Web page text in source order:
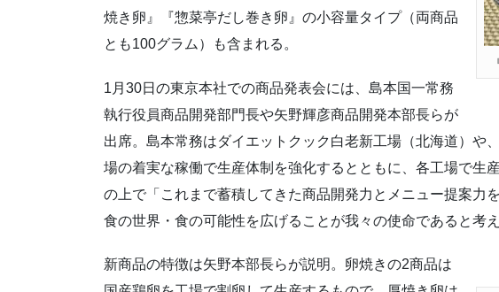
焼き卵』『惣菜亭だし巻き卵』の小容量タイプ（両商品
とも100グラム）も含まれる。
1月30日の東京本社での商品発表会には、島本国一常務
執行役員商品開発部門長や矢野輝彦商品開発本部長らが
出席。島本常務はダイエットクック白老新工場（北海道）や
場の着実な稼働で生産体制を強化するとともに、各工場で生
の上で「これまで蓄積してきた商品開発力とメニュー提案力
食の世界・食の可能性を広げることが我々の使命であると考
新商品の特徴は矢野本部長らが説明。卵焼きの2商品は